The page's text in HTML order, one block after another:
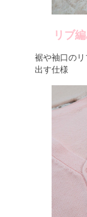
リブ
裾や袖口の
出す仕様